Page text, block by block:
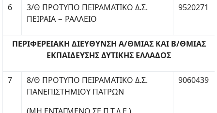
6
3/Θ ΠΡΟΤΥΠΟ ΠΕΙΡΑΜΑΤΙΚΟ Δ.Σ.
ΠΕΙΡΑΙΑ − ΡΑΛΛΕΙΟ
9520271
ΠΕΡΙΦΕΡΕΙΑΚΗ ΔΙΕΥΘΥΝΣΗ Α/ΘΜΙΑΣ ΚΑΙ Β/ΘΜΙΑΣ
ΕΚΠΑΙΔΕΥΣΗΣ ΔΥΤΙΚΗΣ ΕΛΛΑΔΟΣ
7
8/Θ ΠΡΟΤΥΠΟ ΠΕΙΡΑΜΑΤΙΚΟ Δ.Σ.
ΠΑΝΕΠΙΣΤΗΜΙΟΥ ΠΑΤΡΩΝ
9060439